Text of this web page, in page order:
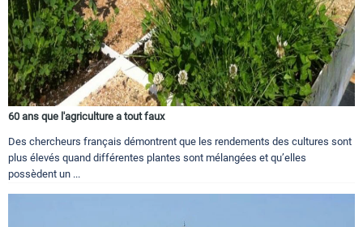
60 ans que l'agriculture a tout faux
Des chercheurs français démontrent que les rendements des cultures sont
plus élevés quand différentes plantes sont mélangées et qu’elles
possèdent un ...